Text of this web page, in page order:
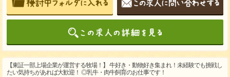
【東証一部上場企業が運営する牧場！】 牛好き・動物好き集まれ！未経験でも挑戦し
たい気持ちがあれば大歓迎！ ◎乳牛・肉牛飼育のお仕事です！